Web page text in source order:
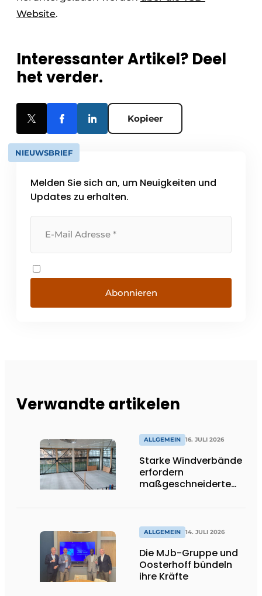
Website.
Interessanter Artikel? Deel
het verder.
Kopieer
NIEUWSBRIEF
Melden Sie sich an, um Neuigkeiten und
Updates zu erhalten.
Abonnieren
Verwandte artikelen
ALLGEMEIN 16. JULI 2026
Starke Windverbände
erfordern
maßgeschneiderte
ALLGEMEIN 14. JULI 2026
Die MJb-Gruppe und
Oosterhoff bündeln
ihre Kräfte